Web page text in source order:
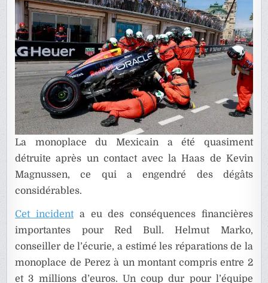
La monoplace du Mexicain a été quasiment
détruite après un contact avec la Haas de Kevin
Magnussen, ce qui a engendré des dégâts
considérables.
Cet incidenta eu des conséquences financières
importantes pour Red Bull. Helmut Marko,
conseiller de l’écurie, a estimé les réparations de la
monoplace de Perez à un montant compris entre 2
et 3 millions d’euros. Un coup dur pour l’équipe